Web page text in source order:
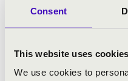
Consent
This website uses cookies
We use cookies to
2026.01.17. - szombat